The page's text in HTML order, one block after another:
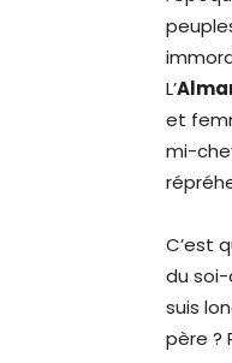
L’
et
mi-
C’est
du
suis
père ?